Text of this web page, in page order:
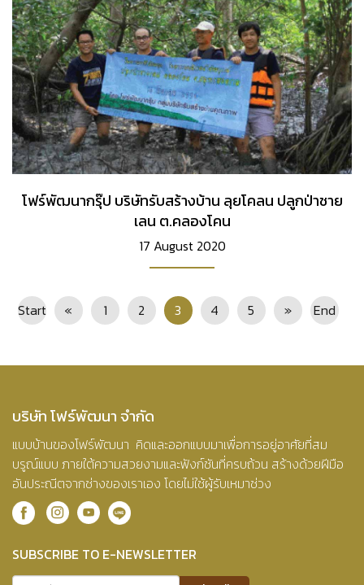
โฟร์พัฒนากรุ๊ป บริษัทรับสร้างบ้าน ลุยโคลน ปลูกป่าชาย
เลน ต.คลองโคน
17 August 2020
Start « 1 2 3 4 5 » End
บริษัท โฟร์พัฒนา จำกัด
แบบบ้านของโฟร์พัฒนา คิดและออกแบบมาเพื่อการอยู่อาศัยที่สม
บรูณ์แบบ ภายใต้ความสวยงามและฟังก์ชันที่ครบถ้วน สร้างด้วยฝีมือ
อันประณีตจากช่างของเราเอง โดยไม่ใช้ผู้รับเหมาช่วง
SUBSCRIBE TO E-NEWSLETTER